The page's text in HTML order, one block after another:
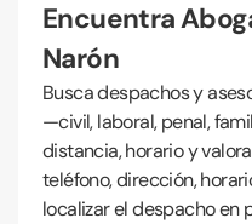
Encuentra Abogados cerca de
Narón
Busca despachos y
—civil, laboral, penal,
distancia, horario y
teléfono, dirección,
localizar el despacho en